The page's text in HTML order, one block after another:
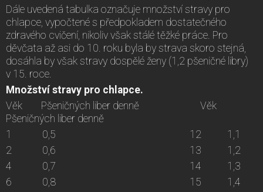
Dále uvedená tabulka označuje množství stravy pro
chlapce, vypočtené s předpokladem dostatečného
zdravého cvičení, nikoliv však stálé těžké práce. Pro
děvčata až asi do 10. roku byla by strava skoro stejná,
dosáhla by však stravy dospělé ženy (1,2 pšeničné libry)
v 15. roce.
Množství stravy pro chlapce.
Věk Pšeničných liber denně Věk
Pšeničných liber denně
1 0,5 12 1,1
2 0,6 13 1,2
4 0,7 14 1,3
6 0,8 15 1,4